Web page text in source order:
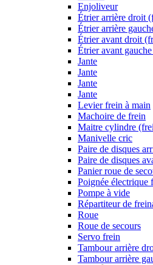
Enjoliveur
Étrier arrière droit
Étrier arrière
Étrier avant droit
Étrier avant
Jante
Jante
Jante
Jante
Levier frein à main
Machoire de frein
Maitre cylindre
Manivelle cric
Paire de disques
Paire de disques
Panier roue de
Poignée électrique
Pompe à vide
Répartiteur de
Roue
Roue de secours
Servo frein
Tambour arrière
Tambour arrière